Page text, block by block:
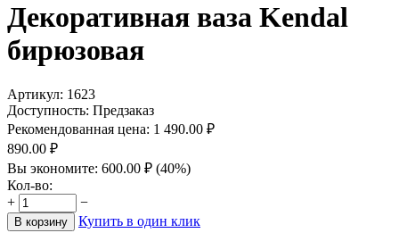
Декоративная ваза Kendal
бирюзовая
Артикул: 1623
Доступность: Предзаказ
Рекомендованная цена: 1 490.00 ₽
890.00 ₽
Вы экономите: 600.00 ₽ (40%)
Кол-во:
+
−
В корзину Купить в один клик